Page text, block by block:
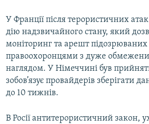
У Франції після терористичних
дію надзвичайного стану, який
моніторинг та арешт підозрюваних
правоохоронцями з дуже
наглядом. У Німеччині був
зобов’язує провайдерів зберігати
до 10 тижнів.
В Росії антитерористичний закон,